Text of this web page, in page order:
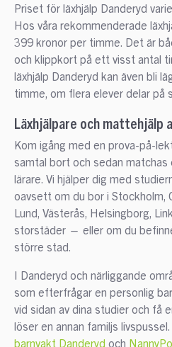
Priset för läxhjälp Danderyd
Hos våra rekommenderade
399 kronor per timme. Det är
och klippkort på ett visst antal
läxhjälp Danderyd kan även bli
timme, om flera elever delar på
Läxhjälpare och mattehjälp
Kom igång med en prova-på-
samtal bort och sedan
lärare. Vi hjälper dig med
oavsett om du bor i Stockholm,
Lund, Västerås, Helsingborg,
storstäder — eller om du
större stad.
I Danderyd och närliggande
som efterfrågar en personlig
vid sidan av dina studier och få
löser en annan familjs
barnvakt Danderyd och